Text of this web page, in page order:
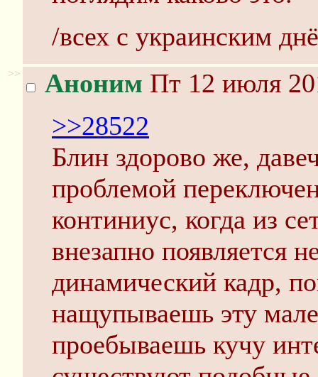
/всех с украинским
>> Аноним Пт 12 июля
>>28522
Блин здорово же,
проблемой
континиус, когда из
внезапно появляется
динамический кадр,
нащупываешь эту
проебываешь кучу